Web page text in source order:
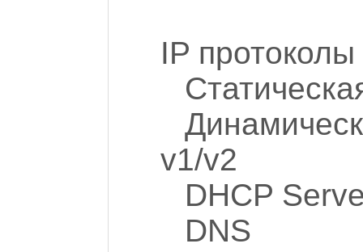
IP протоколы
v1/v2
DHCP
DNS